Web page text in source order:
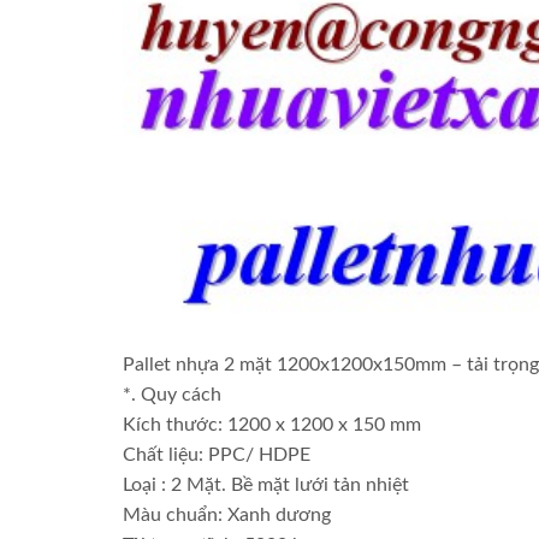
Pallet nhựa 2 mặt 1200x1200x150mm – tải
*. Quy cách
Kích thước: 1200 x 1200 x 150 mm
Chất liệu: PPC/ HDPE
Loại : 2 Mặt. Bề mặt lưới tản nhiệt
Màu chuẩn: Xanh dương